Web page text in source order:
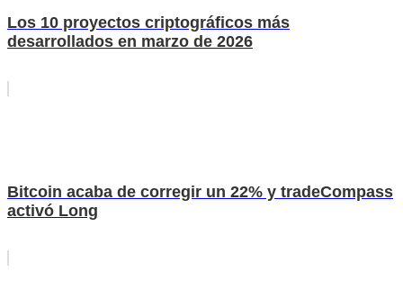
Los 10 proyectos criptográficos más
desarrollados en marzo de 2026
Bitcoin acaba de corregir un 22% y tradeCompass
activó Long